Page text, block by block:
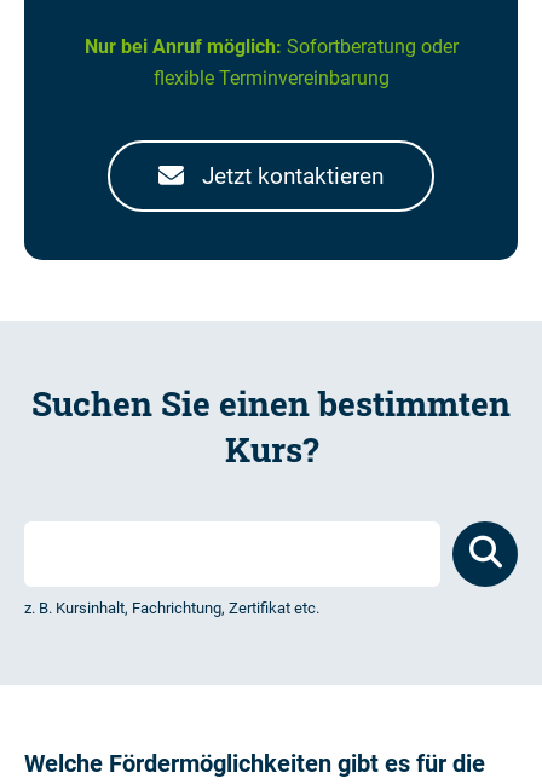
Nur bei Anruf möglich: Sofortberatung oder
flexible Terminvereinbarung
Jetzt kontaktieren
Suchen Sie einen bestimmten
Kurs?
z. B. Kursinhalt, Fachrichtung, Zertifikat etc.
Welche Fördermöglichkeiten gibt es für die